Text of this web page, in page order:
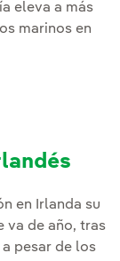
eleva a más
marinos en
en Irlanda su
va de año, tras
pesar de los